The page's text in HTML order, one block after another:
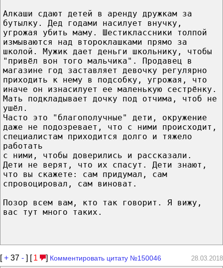
Алкаши сдают детей в аренду дружкам за
бутылку. Дед годами насилует внучку,
угрожая убить маму. Шестиклассники толпой
измываются над второклашками прямо за
школой. Мужик дает деньги школьнику, чтобы
"привёл вон того мальчика". Продавец в
магазине год заставляет девочку регулярно
приходить к нему в подсобку, угрожая, что
иначе он изнасилует ее маленькую сестрёнку.
Мать подкладывает дочку под отчима, чтоб не
ушёл.
Часто это "благополучные" дети, окружение
даже не подозревает, что с ними происходит,
специалистам приходится долго и тяжело
работать
с ними, чтобы доверились и рассказали.
Дети не верят, что их спасут. Дети знают,
что вы скажете: сам придумал, сам
спровоцировал, сам виноват.
Позор всем вам, кто так говорит. Я вижу,
вас тут много таких.
[+ 37 - ] [ 1 ] Комментировать цитату №150046 28.03.2018